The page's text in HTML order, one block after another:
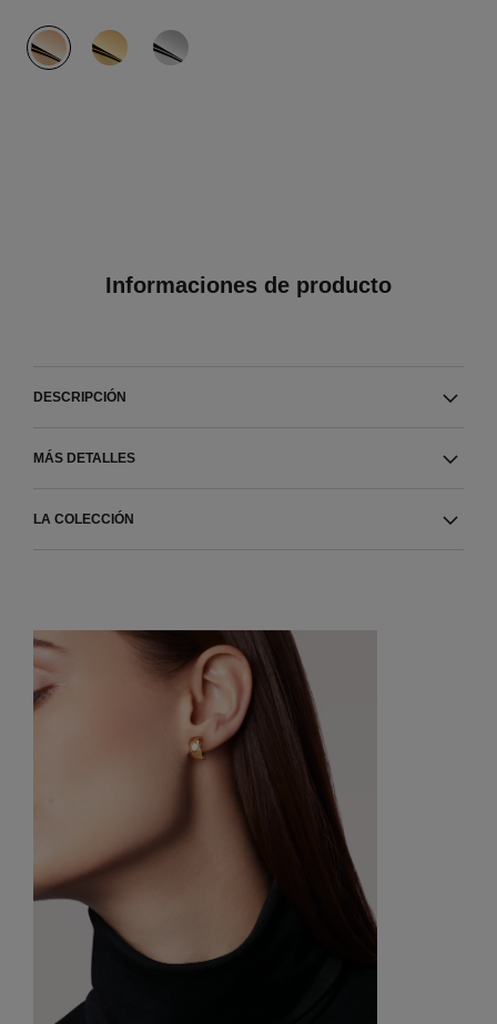
variante (3)
Informaciones de producto
DESCRIPCIÓN
MÁS DETALLES
LA COLECCIÓN